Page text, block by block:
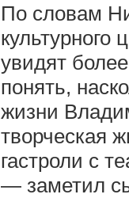
По словам
культурного
увидят
понять,
жизни
творческая
гастроли с
— заметил